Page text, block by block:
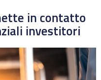
in contatto
investitori